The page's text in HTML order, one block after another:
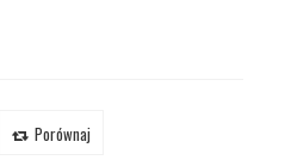
Porównaj